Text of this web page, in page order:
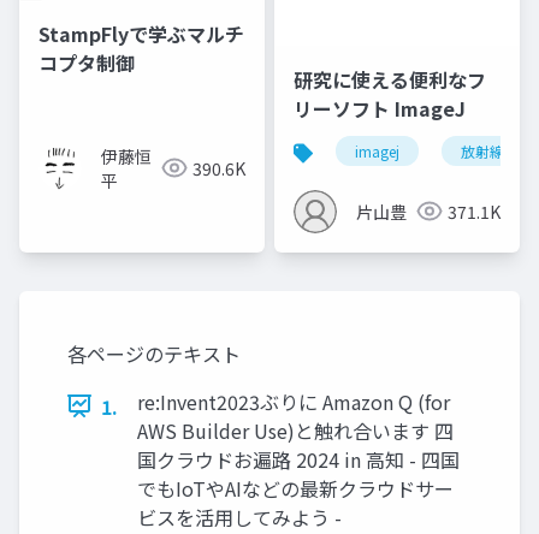
StampFlyで学ぶマルチ
コプタ制御
伊藤恒
平
390.6K
研究に使える便利なフ
リーソフト ImageJ
imagej 放射線技師
片山豊 371.1K
各ページのテキスト
1.
re:Invent2023ぶりに Amazon Q (for
AWS Builder Use)と触れ合います 四
国クラウドお遍路 2024 in 高知 - 四国
でもIoTやAIなどの最新クラウドサー
ビスを活用してみよう -